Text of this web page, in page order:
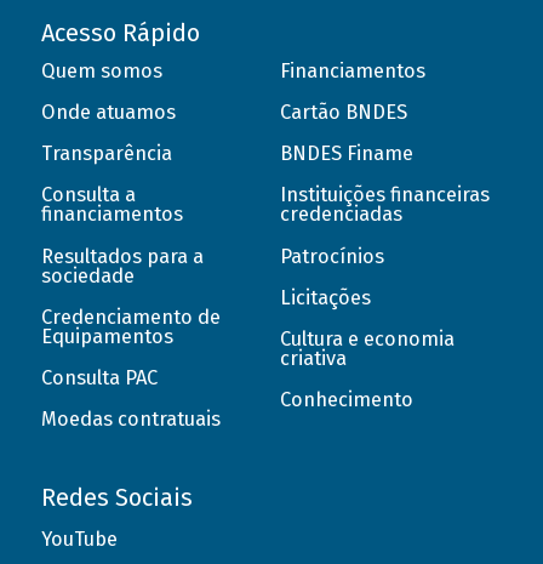
Acesso Rápido
Quem somos
Onde atuamos
Transparência
Consulta a
financiamentos
Resultados para a
sociedade
Credenciamento de
Equipamentos
Consulta PAC
Moedas contratuais
Financiamentos
Cartão BNDES
BNDES Finame
Instituições financeiras
credenciadas
Patrocínios
Licitações
Cultura e economia
criativa
Conhecimento
Redes Sociais
YouTube